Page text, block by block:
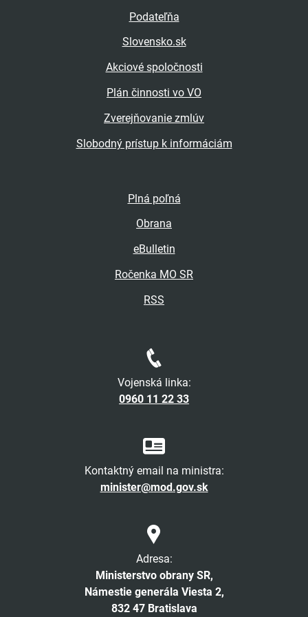
Podateľňa
Slovensko.sk
Akciové spoločnosti
Plán činnosti vo VO
Zverejňovanie zmlúv
Slobodný prístup k informáciám
Plná poľná
Obrana
eBulletin
Ročenka MO SR
RSS
Vojenská linka:
0960 11 22 33
Kontaktný email na ministra:
minister@mod.gov.sk
Adresa:
Ministerstvo obrany SR,
Námestie generála Viesta 2,
832 47 Bratislava